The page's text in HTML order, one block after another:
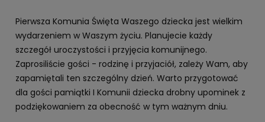
Pierwsza Komunia Święta Waszego dziecka jest wielkim
wydarzeniem w Waszym życiu. Planujecie każdy
szczegół uroczystości i przyjęcia komunijnego.
Zaprosiliście gości - rodzinę i przyjaciół, zależy Wam, aby
zapamiętali ten szczególny dzień. Warto przygotować
dla gości pamiątki I Komunii dziecka drobny upominek z
podziękowaniem za obecność w tym ważnym dniu.